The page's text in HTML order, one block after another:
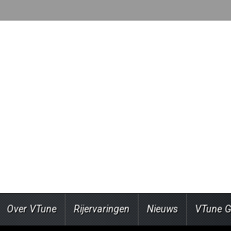
Over VTune Rijervaringen Nieuws VTune